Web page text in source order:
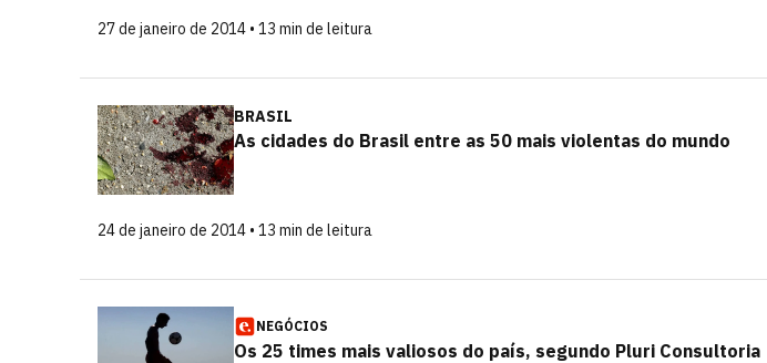
27 de janeiro de 2014 • 13 min de leitura
BRASIL
As cidades do Brasil entre as 50 mais violentas do mundo
24 de janeiro de 2014 • 13 min de leitura
NEGÓCIOS
Os 25 times mais valiosos do país, segundo Pluri Consultoria